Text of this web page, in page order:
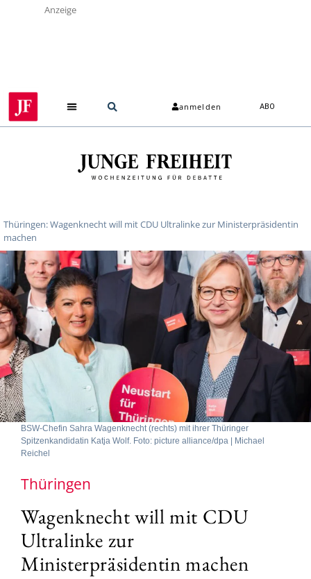
Anzeige
anmelden ABO
Thüringen: Wagenknecht will mit CDU Ultralinke zur Ministerpräsidentin
machen
BSW-Chefin Sahra Wagenknecht (rechts) mit ihrer Thüringer
Spitzenkandidatin Katja Wolf. Foto: picture alliance/dpa | Michael
Reichel
Thüringen
Wagenknecht will mit CDU
Ultralinke zur
Ministerpräsidentin machen